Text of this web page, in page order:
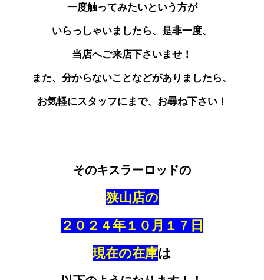
一度触ってみたいという方が
いらっしゃいましたら、是非一度、
当店へご来店下さいませ！
また、分からないことなどがありましたら、
お気軽にスタッフにまで、お尋ね下さい！
そのキスラーロッドの
狭山店の
２０２４年１０ 月１７ 日
現在の在庫は